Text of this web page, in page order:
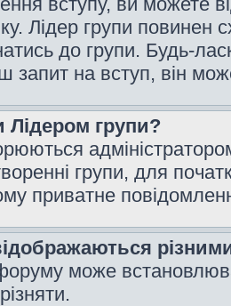
Лідер групи
до групи. Будь-
запит на вступ, він
Лідером групи?
групи, для
приватне
може